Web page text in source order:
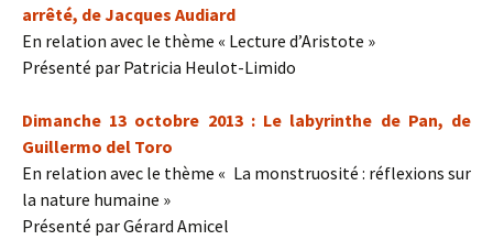
arrêté, de Jacques Audiard
En relation avec le thème « Lecture d’Aristote »
Présenté par Patricia Heulot-Limido
Dimanche 13 octobre 2013 : Le labyrinthe de Pan, de
Guillermo del Toro
En relation avec le thème « La monstruosité : réflexions sur
la nature humaine »
Présenté par Gérard Amicel